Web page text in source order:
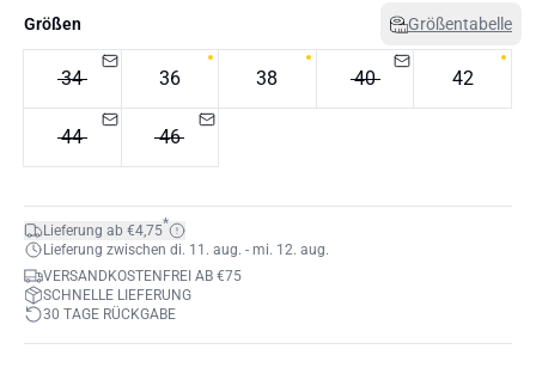
Größen Größentabelle
34 36 38 40 42
44 46
Lieferung ab €4,75*
Lieferung zwischen di. 11. aug. - mi. 12. aug.
VERSANDKOSTENFREI AB €75
SCHNELLE LIEFERUNG
30 TAGE RÜCKGABE